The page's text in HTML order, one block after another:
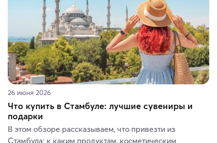
26 июня 2026
Что купить в Стамбуле: лучшие сувениры и
подарки
В этом обзоре рассказываем, что привезти из
Стамбула: к каким продуктам, косметическим